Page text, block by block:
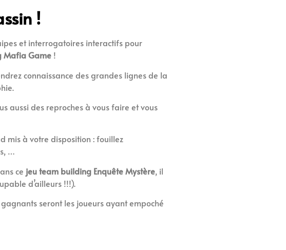
!
et interrogatoires interactifs pour
Mafia Game !
connaissance des grandes lignes de la
aussi des reproches à vous faire et vous
mis à votre disposition : fouillez
…
ce jeu team building Enquête Mystère, il
d’ailleurs !!!).
seront les joueurs ayant empoché